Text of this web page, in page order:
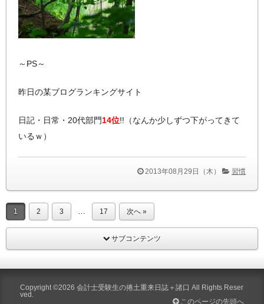
～PS～
昨日の某ブログランキングサイト
日記・日常・20代部門14位!!（なんか少しずつ下がってきて
いるｗ）
2013年08月29日（木） 習慣
1 2 3 … 17 次へ »
サブコンテンツ
Copyright ©2026会計士受験生の捲土重来日誌＋諸口 All Rights Reser
ved.
このページの先頭へ